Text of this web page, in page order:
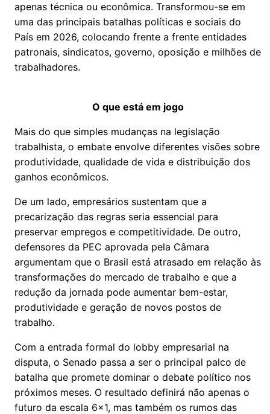
apenas técnica ou econômica. Transformou-se em
uma das principais batalhas políticas e sociais do
País em 2026, colocando frente a frente entidades
patronais, sindicatos, governo, oposição e milhões de
trabalhadores.
O que está em jogo
Mais do que simples mudanças na legislação
trabalhista, o embate envolve diferentes visões sobre
produtividade, qualidade de vida e distribuição dos
ganhos econômicos.
De um lado, empresários sustentam que a
precarização das regras seria essencial para
preservar empregos e competitividade. De outro,
defensores da PEC aprovada pela Câmara
argumentam que o Brasil está atrasado em relação às
transformações do mercado de trabalho e que a
redução da jornada pode aumentar bem-estar,
produtividade e geração de novos postos de
trabalho.
Com a entrada formal do lobby empresarial na
disputa, o Senado passa a ser o principal palco de
batalha que promete dominar o debate político nos
próximos meses. O resultado definirá não apenas o
futuro da escala 6x1, mas também os rumos das